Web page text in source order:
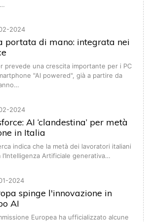
2024
portata di mano: integrata nei
prevede una crescita importante per i PC
"AI powered", già a partire da
2024
AI ‘clandestina’ per metà
in Italia
indica che la metà dei lavoratori italiani
l’Intelligenza Artificiale generativa…
2024
spinge l'innovazione in
AI
Europea ha ufficializzato alcune